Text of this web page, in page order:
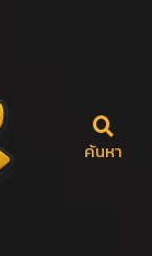
ค้นหา